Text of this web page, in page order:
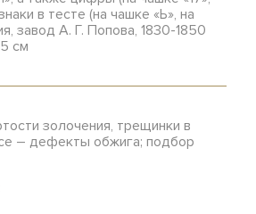
в тесте (на чашке «Ь», на
завод А. Г. Попова, 1830-1850
см
золочения, трещинки в
– дефекты обжига; подбор